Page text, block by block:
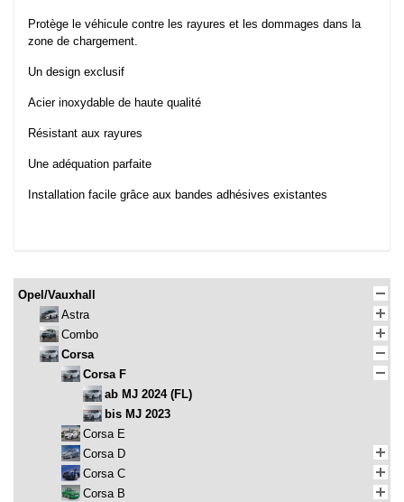
Protège le véhicule contre les rayures et les dommages dans la
zone de chargement.
Un design exclusif
Acier inoxydable de haute qualité
Résistant aux rayures
Une adéquation parfaite
Installation facile grâce aux bandes adhésives existantes
Opel/Vauxhall
Astra
Combo
Corsa
Corsa F
ab MJ 2024 (FL)
bis MJ 2023
Corsa E
Corsa D
Corsa C
Corsa B